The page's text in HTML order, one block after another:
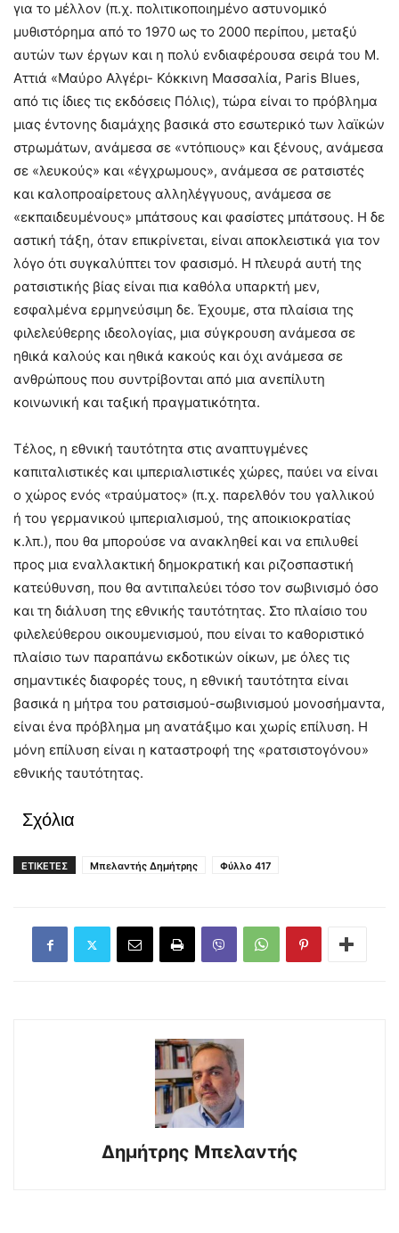
για το μέλλον (π.χ. πολιτικοποιημένο αστυνομικό
μυθιστόρημα από το 1970 ως το 2000 περίπου, μεταξύ
αυτών των έργων και η πολύ ενδιαφέρουσα σειρά του Μ.
Αττιά «Μαύρο Αλγέρι- Κόκκινη Μασσαλία, Paris Blues,
από τις ίδιες τις εκδόσεις Πόλις), τώρα είναι το πρόβλημα
μιας έντονης διαμάχης βασικά στο εσωτερικό των λαϊκών
στρωμάτων, ανάμεσα σε «ντόπιους» και ξένους, ανάμεσα
σε «λευκούς» και «έγχρωμους», ανάμεσα σε ρατσιστές
και καλοπροαίρετους αλληλέγγυους, ανάμεσα σε
«εκπαιδευμένους» μπάτσους και φασίστες μπάτσους. Η δε
αστική τάξη, όταν επικρίνεται, είναι αποκλειστικά για τον
λόγο ότι συγκαλύπτει τον φασισμό. Η πλευρά αυτή της
ρατσιστικής βίας είναι πια καθόλα υπαρκτή μεν,
εσφαλμένα ερμηνεύσιμη δε. Έχουμε, στα πλαίσια της
φιλελεύθερης ιδεολογίας, μια σύγκρουση ανάμεσα σε
ηθικά καλούς και ηθικά κακούς και όχι ανάμεσα σε
ανθρώπους που συντρίβονται από μια ανεπίλυτη
κοινωνική και ταξική πραγματικότητα.
Τέλος, η εθνική ταυτότητα στις αναπτυγμένες
καπιταλιστικές και ιμπεριαλιστικές χώρες, παύει να είναι
ο χώρος ενός «τραύματος» (π.χ. παρελθόν του γαλλικού
ή του γερμανικού ιμπεριαλισμού, της αποικιοκρατίας
κ.λπ.), που θα μπορούσε να ανακληθεί και να επιλυθεί
προς μια εναλλακτική δημοκρατική και ριζοσπαστική
κατεύθυνση, που θα αντιπαλεύει τόσο τον σωβινισμό όσο
και τη διάλυση της εθνικής ταυτότητας. Στο πλαίσιο του
φιλελεύθερου οικουμενισμού, που είναι το καθοριστικό
πλαίσιο των παραπάνω εκδοτικών οίκων, με όλες τις
σημαντικές διαφορές τους, η εθνική ταυτότητα είναι
βασικά η μήτρα του ρατσισμού-σωβινισμού μονοσήμαντα,
είναι ένα πρόβλημα μη ανατάξιμο και χωρίς επίλυση. Η
μόνη επίλυση είναι η καταστροφή της «ρατσιστογόνου»
εθνικής ταυτότητας.
Σχόλια
ΕΤΙΚΕΤΕΣ Μπελαντής Δημήτρης Φύλλο 417
Δημήτρης Μπελαντής